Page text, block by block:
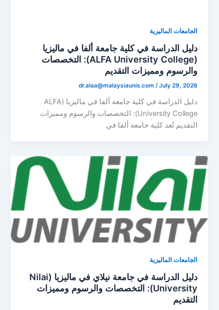
الجامعات الماليزية
دليل الدراسة في كلية جامعة ألفا في ماليزيا
(ALFA University College): التخصصات
والرسوم ومميزات التقديم
dr.alaa@malaysiaunis.com /July 29, 2026
دليل الدراسة في كلية جامعة ألفا في ماليزيا (ALFA
University College): التخصصات والرسوم ومميزات
التقديم تُعد كلية جامعة ألفا في
الجامعات الماليزية
دليل الدراسة في جامعة نيلاي في ماليزيا (Nilai
University): التخصصات والرسوم ومميزات
التقديم